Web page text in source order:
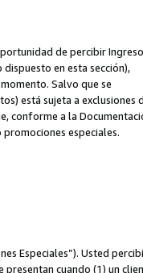
de percibir
en esta sección),
Salvo que se
está sujeta a exclusiones
conforme a la
especiales.
Especiales”). Usted
presentan cuando (1) un